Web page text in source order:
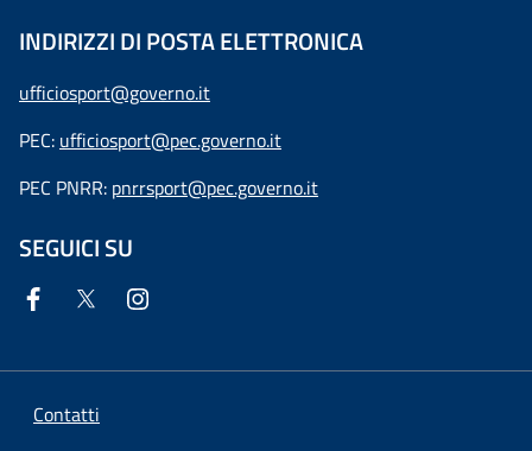
INDIRIZZI DI POSTA ELETTRONICA
ufficiosport@governo.it
PEC: ufficiosport@pec.governo.it
PEC PNRR: pnrrsport@pec.governo.it
SEGUICI SU
Contatti